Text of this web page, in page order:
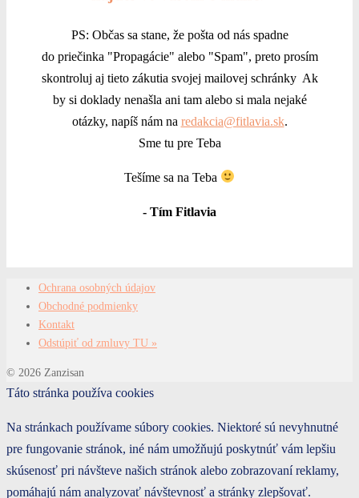
PS: Občas sa stane, že pošta od nás spadne
do priečinka "Propagácie" alebo "Spam", preto prosím
skontroluj aj tieto zákutia svojej mailovej schránky Ak
by si doklady nenašla ani tam alebo si mala nejaké
otázky, napíš nám na redakcia@fitlavia.sk.
Sme tu pre Teba
Tešíme sa na Teba
- Tím Fitlavia
Ochrana osobných údajov
Obchodné podmienky
Kontakt
Odstúpiť od zmluvy TU »
© 2026 Zanzisan
Táto stránka používa cookies
Na stránkach používame súbory cookies. Niektoré sú nevyhnutné
pre fungovanie stránok, iné nám umožňujú poskytnúť vám lepšiu
skúsenosť pri návšteve našich stránok alebo zobrazovaní reklamy,
pomáhajú nám analyzovať návštevnosť a stránky zlepšovať.